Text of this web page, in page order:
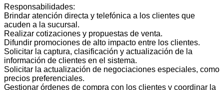
Responsabilidades:
Brindar atención directa y telefónica a los clientes que
acuden a la sucursal.
Realizar cotizaciones y propuestas de venta.
Difundir promociones de alto impacto entre los clientes.
Solicitar la captura, clasificación y actualización de la
información de clientes en el sistema.
Solicitar la actualización de negociaciones especiales, como
precios preferenciales.
Gestionar órdenes de compra con los clientes y coordinar la